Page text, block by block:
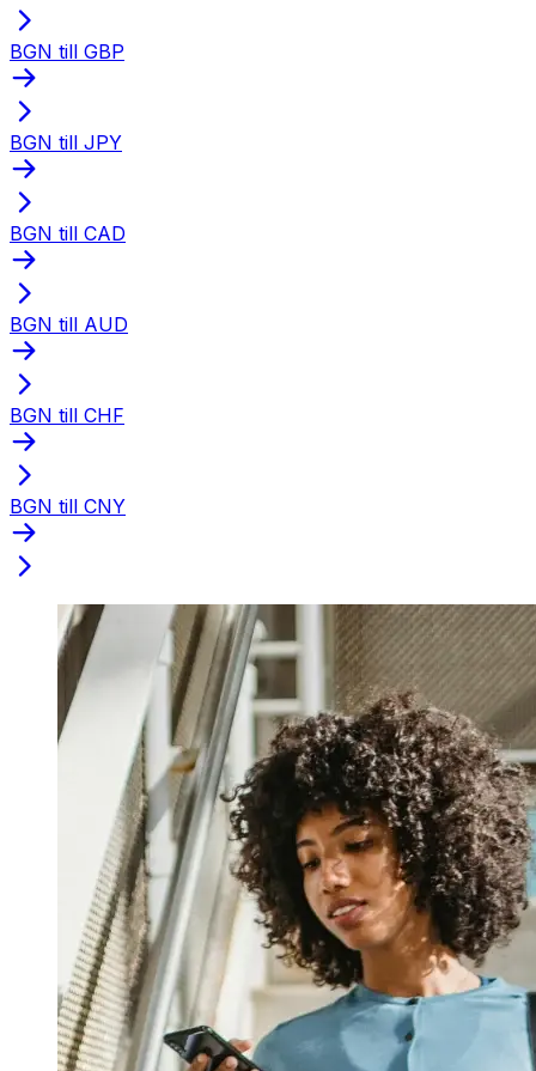
BGN till GBP
BGN till JPY
BGN till CAD
BGN till AUD
BGN till CHF
BGN till CNY